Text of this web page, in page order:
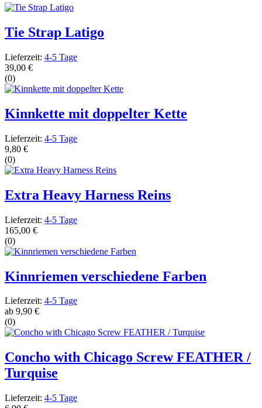
Tie Strap Latigo
Lieferzeit: 4-5 Tage
39,00 €
(0)
Kinnkette mit doppelter Kette
Lieferzeit: 4-5 Tage
9,80 €
(0)
Extra Heavy Harness Reins
Lieferzeit: 4-5 Tage
165,00 €
(0)
Kinnriemen verschiedene Farben
Lieferzeit: 4-5 Tage
ab 9,90 €
(0)
Concho with Chicago Screw FEATHER /
Turquise
Lieferzeit: 4-5 Tage